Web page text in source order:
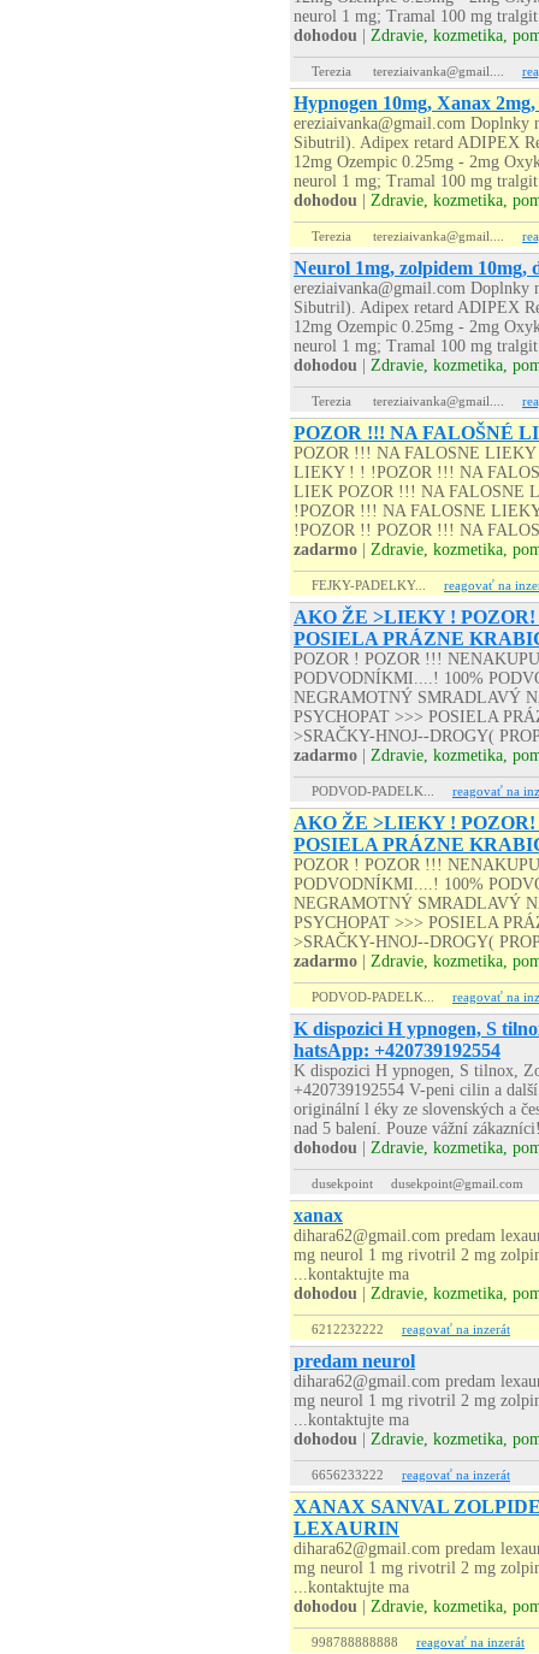
neurol 1 mg; Tramal 100 mg
dohodou
Zdravie, kozmetika,
Terezia tereziaivanka@gmail....
Hypnogen 10mg, Xanax
ereziaivanka@gmail.com Doplnky
Sibutril). Adipex retard ADIPEX
12mg Ozempic 0.25mg - 2mg
neurol 1 mg; Tramal 100 mg
dohodou
Zdravie, kozmetika,
Terezia tereziaivanka@gmail....
Neurol 1mg, zolpidem 10mg,
ereziaivanka@gmail.com Doplnky
Sibutril). Adipex retard ADIPEX
12mg Ozempic 0.25mg - 2mg
neurol 1 mg; Tramal 100 mg
dohodou
Zdravie, kozmetika,
Terezia tereziaivanka@gmail....
POZOR !!! NA FALOŠNÉ
POZOR !!! NA FALOSNE
LIEKY ! ! !POZOR !!! NA
LIEK POZOR !!! NA FALOSNE
!POZOR !!! NA FALOSNE
!POZOR !! POZOR !!! NA
zadarmo
Zdravie, kozmetika,
FEJKY-PADELKY... reagovať na
AKO ŽE >LIEKY !
POSIELA PRÁZNE
POZOR ! POZOR !!!
PODVODNÍKMI....! 100%
NEGRAMOTNÝ SMRADLAVÝ
PSYCHOPAT >>> POSIELA
>SRAČKY-HNOJ--DROGY(
zadarmo
Zdravie, kozmetika,
PODVOD-PADELK... reagovať na
AKO ŽE >LIEKY !
POSIELA PRÁZNE
POZOR ! POZOR !!!
PODVODNÍKMI....! 100%
NEGRAMOTNÝ SMRADLAVÝ
PSYCHOPAT >>> POSIELA
>SRAČKY-HNOJ--DROGY(
zadarmo
Zdravie, kozmetika,
PODVOD-PADELK... reagovať na
K dispozici H ypnogen, S
hatsApp: +420739192554
K dispozici H ypnogen, S tilnox,
+420739192554 V-peni cilin a
originální l éky ze slovenských a
nad 5 balení. Pouze vážní
dohodou
Zdravie, kozmetika,
dusekpoint dusekpoint@gmail.com
xanax
dihara62@gmail.com predam
mg neurol 1 mg rivotril 2 mg
...kontaktujte ma
dohodou
Zdravie, kozmetika,
6212232222 reagovať na inzerát
predam neurol
dihara62@gmail.com predam
mg neurol 1 mg rivotril 2 mg
...kontaktujte ma
dohodou
Zdravie, kozmetika,
6656233222 reagovať na inzerát
XANAX SANVAL
LEXAURIN
dihara62@gmail.com predam
mg neurol 1 mg rivotril 2 mg
...kontaktujte ma
dohodou
Zdravie, kozmetika,
998788888888 reagovať na inzerát